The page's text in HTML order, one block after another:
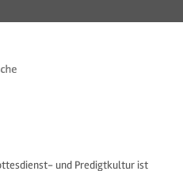
und Predigtkultur ist